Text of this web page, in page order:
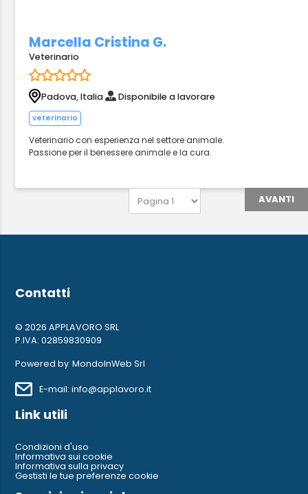
Marcella Cristina G.
Veterinario
Padova, Italia Disponibile a lavorare
veterinario
Veterinario con esperienza nel settore animale.
Passione per il benessere animale e la cura.
AVANTI
Contatti
© 2026 APPLAVORO SRL
P.IVA: 02859830909
Powered by MondoInWeb Srl
E-mail: info@applavoro.it
Link utili
Condizioni d'uso
Informativa sui cookie
Informativa sulla privacy
Gestisti le tue preferenze cookie